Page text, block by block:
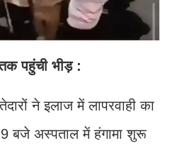
पहुंची भीड़ :
ने इलाज में लापरवाही का
बजे अस्पताल में हंगामा शुरू